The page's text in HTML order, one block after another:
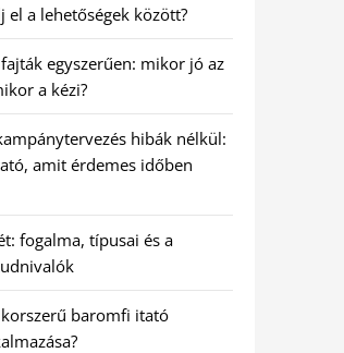
el a lehetőségek között?
egyszerűen: mikor jó az
a kézi?
hibák nélkül:
amit érdemes időben
fogalma, típusai és a
baromfi itató